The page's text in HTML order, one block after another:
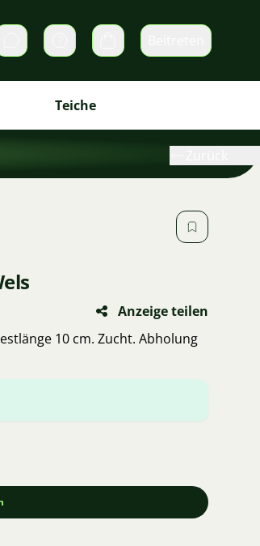
DirektnachrichtenWarenkorb
Teiche
Anzeige teilen
10 cm. Zucht. Abholung